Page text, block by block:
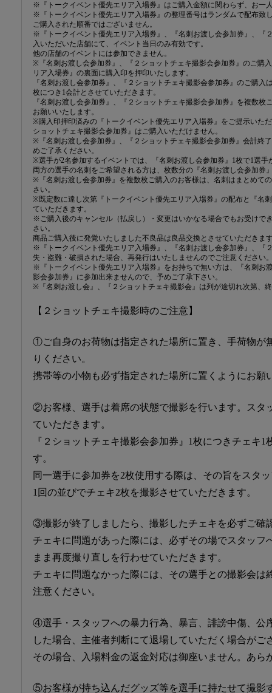
※『トークイベント優先エリア入場券』はご購入金額に関わらず、お一
※『トークイベント優先エリア入場券』の整理番号はランダムで配布致
ご購入された順番ではございません。
※『トークイベント優先エリア入場券』、『名刺お渡し会参加券』、『
入いただいた店舗にて、イベント当日のみ有効です。
他の店舗のイベントには参加できません。
※『名刺お渡し会参加券』、『２ショットチェキ撮影会参加券』のご購
リア入場券』の裏面に購入印を押印いたします。
『名刺お渡し会参加券』、『２ショットチェキ撮影会参加券』のご購入
枚につき1会計とさせていただきます。
『名刺お渡し会参加券』、『２ショットチェキ撮影会参加券』を複数枚
お願いいたします。
※購入印押印済みの『トークイベント優先エリア入場券』をご提示いた
ショットチェキ撮影会参加券』はご購入いただけません。
※『名刺お渡し会参加券』、『２ショットチェキ撮影会参加券』会計終
めご了承ください。
※選手が2名参加するイベントでは、『名刺お渡し会参加券』1枚で1選手
両方の選手の名刺をご希望される方は、枚数分の『名刺お渡し会参加券
※『名刺お渡し会参加券』を複数枚ご購入のお客様は、名刺はまとめて
さい。
※既定数に達し次第『トークイベント優先エリア入場券』の配布と『名
ていただきます。
※ご購入後のキャンセル（払戻し）・変更はいかなる場合でもお受けで
さい。
商品ご購入後に発覚いたしました不良品は良品交換とさせていただきま
※『トークイベント優先エリア入場券』、『名刺お渡し会参加券』、『
失・盗難・破損された場合、再発行はいたしませんのでご注意ください
※『トークイベント優先エリア入場券』をお持ちで無い方は、『名刺お
影会参加券』に参加出来ませんので、予めご了承下さい。
※『名刺お渡し会』、『２ショットチェキ撮影会』は列が途切れ次第、
【２ショットチェキ撮影時のご注意】
①ご自身のお荷物は指定された場所に置き、手荷物が
りください。
携帯等の小物も必ず指定された場所に置くようにお願
②お客様、選手は着席の状態で撮影を行います。スタ
ていただきます。
『２ショットチェキ撮影会参加券』1枚につきチェキ
す。
同一選手に参加券を2枚使用する際は、その旨をスタ
1回の並びでチェキ2枚を撮影させていただきます。
③撮影が終了しましたら、撮影したチェキを必ずご確
チェキに問題があった際には、必ずその場でスタッフ
まま再度撮り直しを行わせていただきます。
チェキに問題なかった際には、その選手との撮影会は
注意ください。
④選手・スタッフへの暴力行為、暴言、誹謗中傷、公
した場合、主催者判断にて退場していただく場合がご
その場合、入場料金の返金対応は御座いません。あら
⑤お客様が持ち込んだグッズ等を選手に持たせて撮影